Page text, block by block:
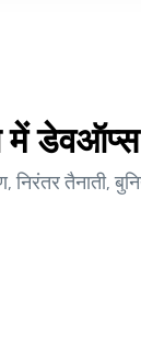
डेवऑप्स
तैनाती,